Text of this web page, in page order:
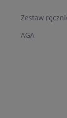
Zestaw
AGA